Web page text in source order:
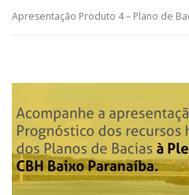
Apresentação Produto 4 – Plano de